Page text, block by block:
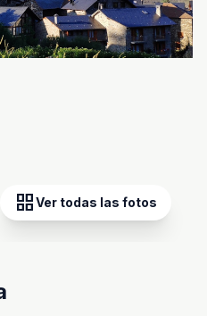
grid_viewVer todas las fotos